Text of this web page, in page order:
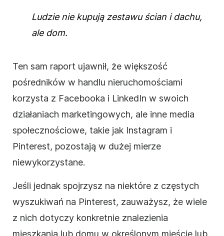
Ludzie nie kupują zestawu ścian i dachu,
ale dom.
Ten sam raport ujawnił, że większość
pośredników w handlu nieruchomościami
korzysta z Facebooka i LinkedIn w swoich
działaniach marketingowych, ale inne media
społecznościowe, takie jak Instagram i
Pinterest, pozostają w dużej mierze
niewykorzystane.
Jeśli jednak spojrzysz na niektóre z częstych
wyszukiwań na Pinterest, zauważysz, że wiele
z nich dotyczy konkretnie znalezienia
mieszkania lub domu w określonym mieście lub